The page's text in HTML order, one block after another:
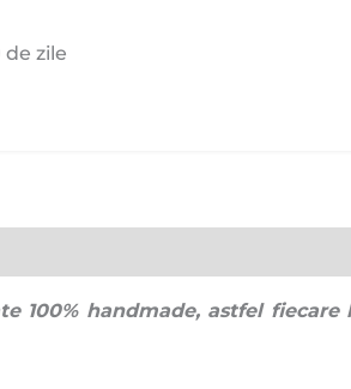
zile
100% handmade, astfel fiecare